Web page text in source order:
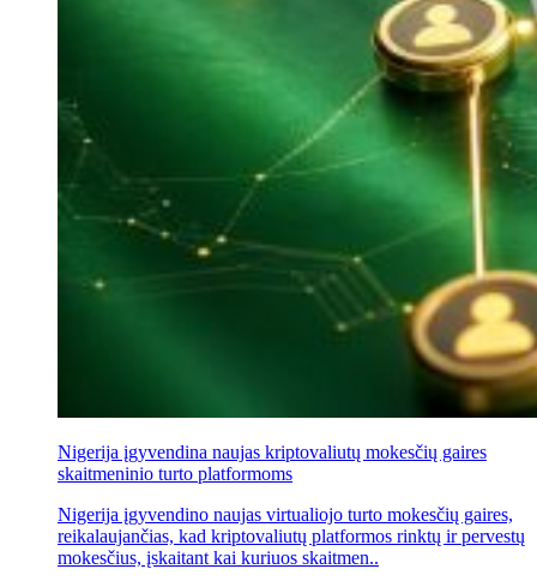
Nigerija įgyvendina naujas kriptovaliutų mokesčių gaires
skaitmeninio turto platformoms
Nigerija įgyvendino naujas virtualiojo turto mokesčių gaires,
reikalaujančias, kad kriptovaliutų platformos rinktų ir pervestų
mokesčius, įskaitant kai kuriuos skaitmen..